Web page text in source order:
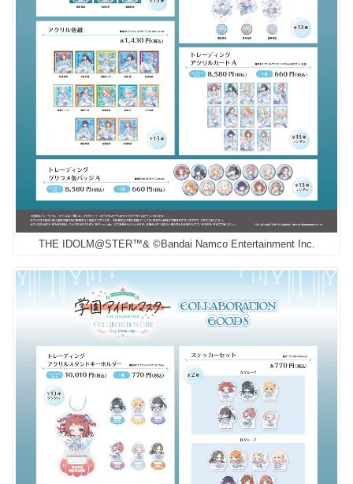
THE IDOLM@STER™& ©Bandai Namco Entertainment Inc.